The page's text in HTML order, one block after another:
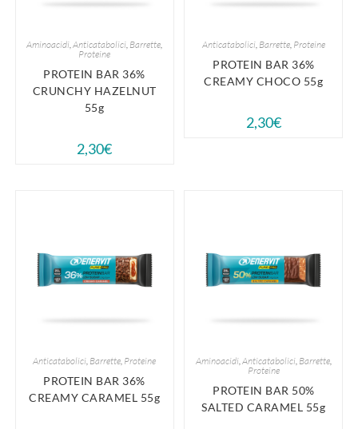
Aminoacidi ,Anticatabolici Barrette
Proteine
PROTEIN BAR 36%
CRUNCHY HAZELNUT
55g
2,30€
Anticatabolici, Barrette, Proteine
PROTEIN BAR 36%
CREAMY CHOCO 55g
2,30€
Anticatabolici, Barrette, Proteine
PROTEIN BAR 36%
CREAMY CARAMEL 55g
Aminoacidi,Anticatabolici, Barrette,
Proteine
PROTEIN BAR 50%
SALTED CARAMEL 55g